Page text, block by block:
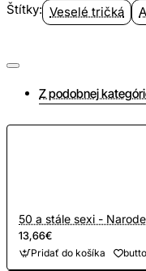
Štítky: Veselé tričká
Z podobnej
50 a stále sexi -
13,66€
Pridať do košíka